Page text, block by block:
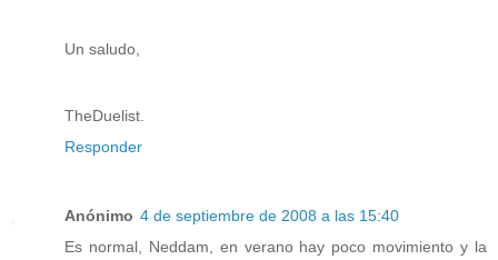
Un saludo,
TheDuelist.
Responder
Anónimo 4 de septiembre de 2008 a las 15:40
Es normal, Neddam, en verano hay poco movimiento y la